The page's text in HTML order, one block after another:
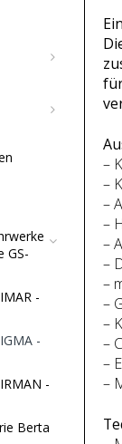
–
–
–
–
–
–
–
–
–
–
–
–
GS-
-
-
-
Berta